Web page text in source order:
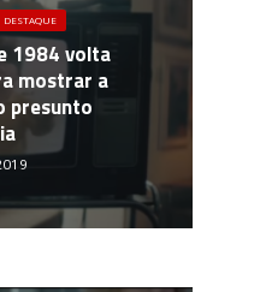
DESTAQUE
1984 volta
mostrar a
presunto